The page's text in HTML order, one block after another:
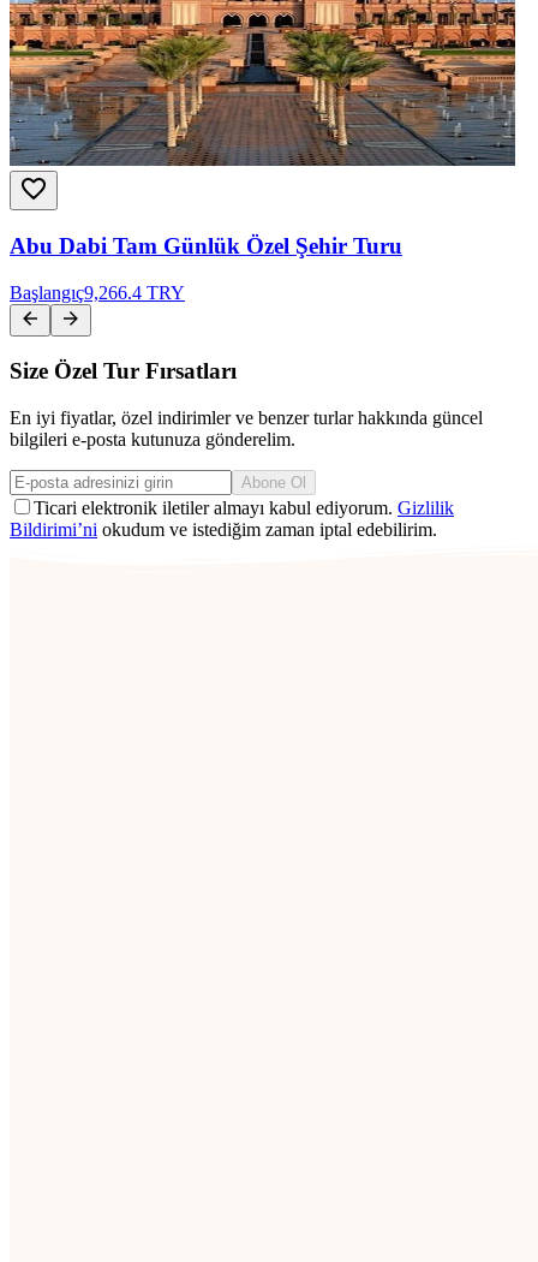
Abu Dabi Tam Günlük Özel Şehir Turu
Başlangıç9,266.4 TRY
Size Özel Tur Fırsatları
En iyi fiyatlar, özel indirimler ve benzer turlar hakkında güncel
bilgileri e-posta kutunuza gönderelim.
Abone Ol
Ticari elektronik iletiler almayı kabul ediyorum. Gizlilik
Bildirimi’ni okudum ve istediğim zaman iptal edebilirim.